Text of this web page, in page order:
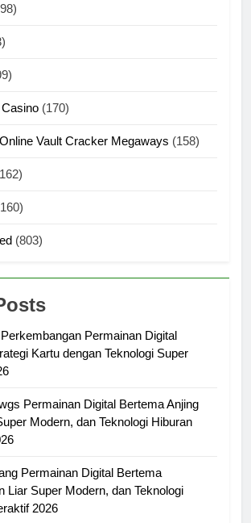
(170)
Vault Cracker Megaways (158)
(803)
Permainan Digital
Kartu dengan Teknologi Super
Permainan Digital Bertema Anjing
Modern, dan Teknologi Hiburan
Permainan Digital Bertema
Liar Super Modern, dan Teknologi
2026